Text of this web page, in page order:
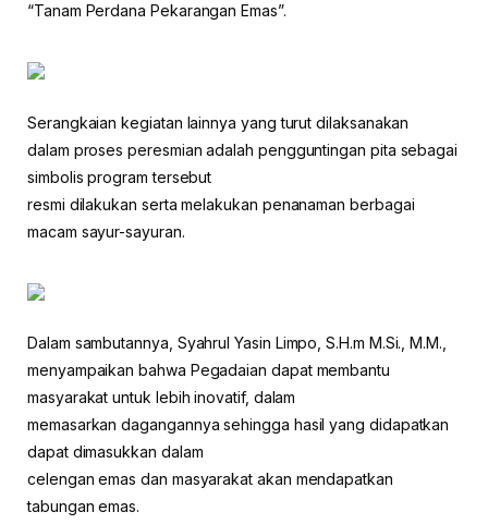
“Tanam Perdana Pekarangan Emas”.
Serangkaian kegiatan lainnya yang turut dilaksanakan
dalam proses peresmian adalah pengguntingan pita sebagai
simbolis program tersebut
resmi dilakukan serta melakukan penanaman berbagai
macam sayur-sayuran.
Dalam sambutannya, Syahrul Yasin Limpo, S.H.m M.Si., M.M.,
menyampaikan bahwa Pegadaian dapat membantu
masyarakat untuk lebih inovatif, dalam
memasarkan dagangannya sehingga hasil yang didapatkan
dapat dimasukkan dalam
celengan emas dan masyarakat akan mendapatkan
tabungan emas.